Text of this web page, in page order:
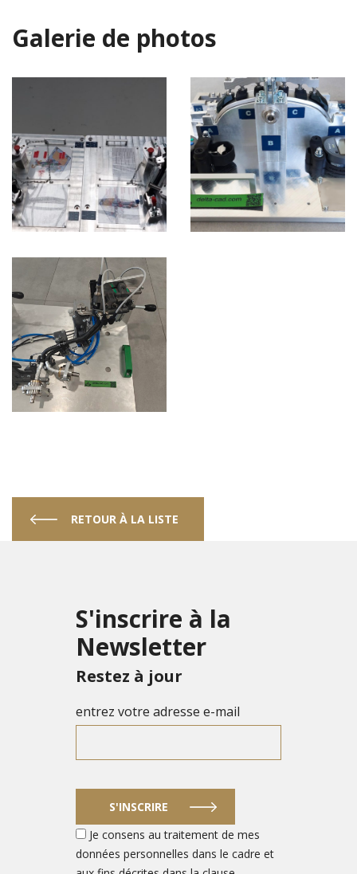
Galerie de photos
RETOUR À LA LISTE
S'inscrire à la
Newsletter
Restez à jour
entrez votre adresse e-mail
S'INSCRIRE
Je consens au traitement de mes
données personnelles dans le cadre et